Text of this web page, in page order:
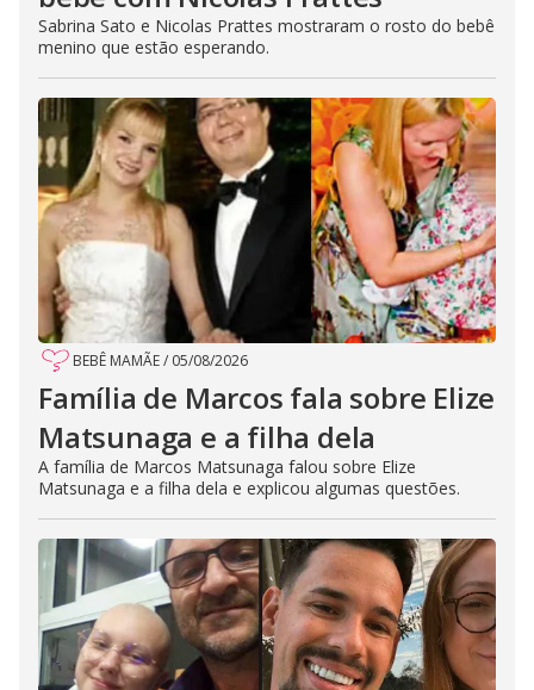
Sabrina Sato e Nicolas Prattes mostraram o rosto do bebê
menino que estão esperando.
BEBÊ MAMÃE/ 05/08/2026
Família de Marcos fala sobre Elize
Matsunaga e a filha dela
A família de Marcos Matsunaga falou sobre Elize
Matsunaga e a filha dela e explicou algumas questões.